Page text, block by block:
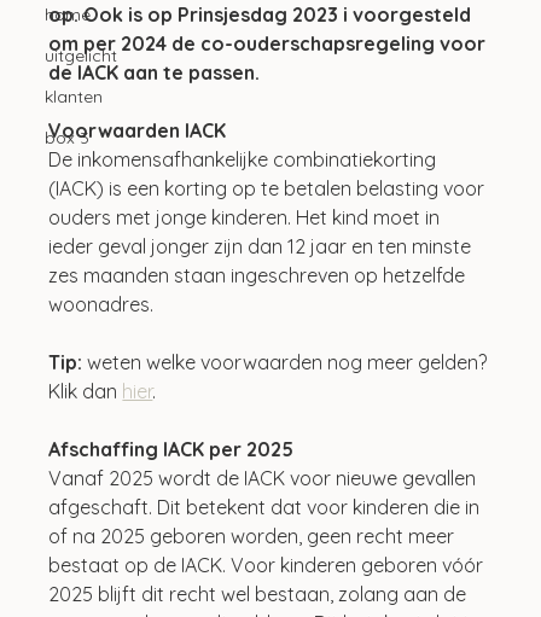
home
uitgelicht
klanten
box 3
op. Ook is op Prinsjesdag 2023 i voorgesteld
om per 2024 de co-ouderschapsregeling voor
de IACK aan te passen.
Voorwaarden IACK
De inkomensafhankelijke combinatiekorting
(IACK) is een korting op te betalen belasting voor
ouders met jonge kinderen. Het kind moet in
ieder geval jonger zijn dan 12 jaar en ten minste
zes maanden staan ingeschreven op hetzelfde
woonadres.
Tip: weten welke voorwaarden nog meer gelden?
Klik dan hier.
Afschaffing IACK per 2025
Vanaf 2025 wordt de IACK voor nieuwe gevallen
afgeschaft. Dit betekent dat voor kinderen die in
of na 2025 geboren worden, geen recht meer
bestaat op de IACK. Voor kinderen geboren vóór
2025 blijft dit recht wel bestaan, zolang aan de